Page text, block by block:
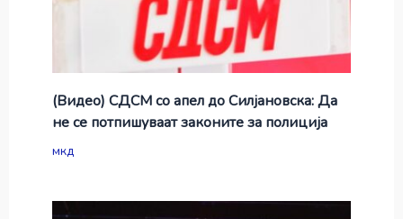
(Видео) СДСМ со апел до Силјановска: Да
не се потпишуваат законите за полиција
мкд